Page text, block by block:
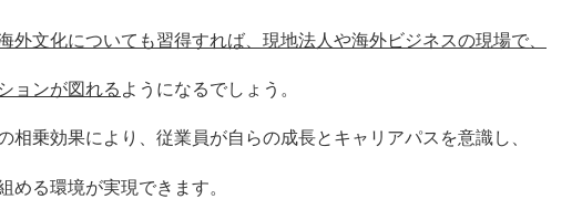
外文化についても習得すれば、現地法人や海外ビジネスの現場で、
ョンが図れる ようになるでしょう。
相乗効果により、従業員が自らの成長とキャリアパスを意識し、
める環境が実現できます。